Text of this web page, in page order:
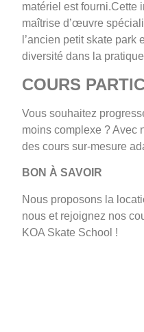
matériel est fourni.Cette
maîtrise d’œuvre
l’ancien petit skate
diversité dans la
COURS
Vous souhaitez
moins complexe ? Avec
des cours sur-mesure
BON À SAVOIR
Nous proposons la
nous et rejoignez nos
KOA Skate School !